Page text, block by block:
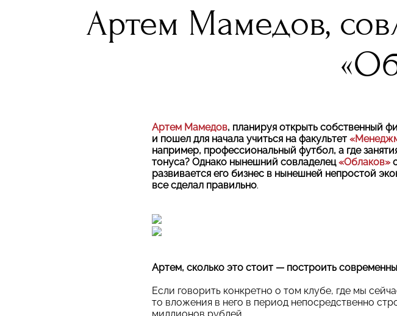
Артем Мамедов,
Артем Мамедов, планируя открыть собственный
и пошел для начала учиться на факультет
например, профессиональный футбол, а где
тонуса? Однако нынешний совладелец«Облаков»
развивается его бизнес в нынешней непростой
все сделал правильно.
Артем, сколько это стоит — построить
Если говорить конкретно о том клубе, где мы
то вложения в него в период непосредственно